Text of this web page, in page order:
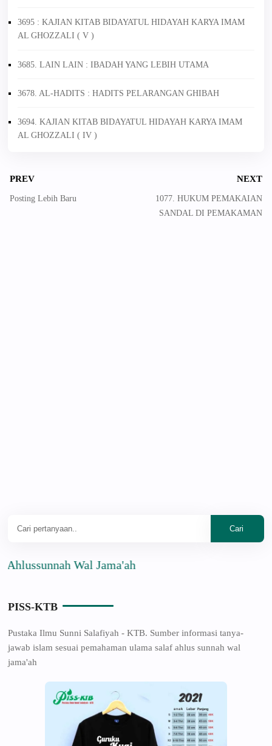
3695 : KAJIAN KITAB BIDAYATUL HIDAYAH KARYA IMAM
AL GHOZZALI ( V )
3685. LAIN LAIN : IBADAH YANG LEBIH UTAMA
3678. AL-HADITS : HADITS PELARANGAN GHIBAH
3694. KAJIAN KITAB BIDAYATUL HIDAYAH KARYA IMAM
AL GHOZZALI ( IV )
PREV
Posting Lebih Baru
NEXT
1077. HUKUM PEMAKAIAN
SANDAL DI PEMAKAMAN
Wal Jama'ah
PISS-KTB
Pustaka Ilmu Sunni Salafiyah - KTB. Sumber informasi tanya-
jawab islam sesuai pemahaman ulama salaf ahlus sunnah wal
jama'ah